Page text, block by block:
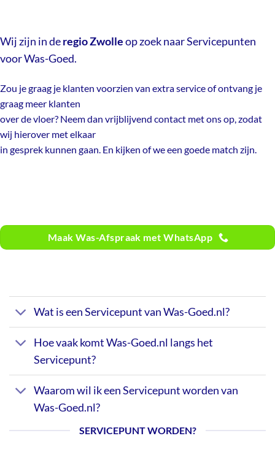
Wij zijn in deregio Zwolleop zoek naarServicepunten
voor Was-Goed.
Zou je graag je klanten voorzien van extra service of ontvang je
graag meer klanten
over de vloer? Neem dan vrijblijvend contact met ons op, zodat
wij hierover met elkaar
in gesprek kunnen gaan. En kijken of we een goede match zijn.
Maak Was-Afspraak met WhatsApp
Wat is een Servicepunt van Was-Goed.nl?
Hoe vaak komt Was-Goed.nl langs het
Servicepunt?
Waarom wil ik een Servicepunt worden van
Was-Goed.nl?
SERVICEPUNT WORDEN?